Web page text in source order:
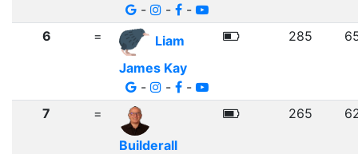
-
- -
6 =
Liam
James Kay
-
- -
285
7
=
Builderall
265